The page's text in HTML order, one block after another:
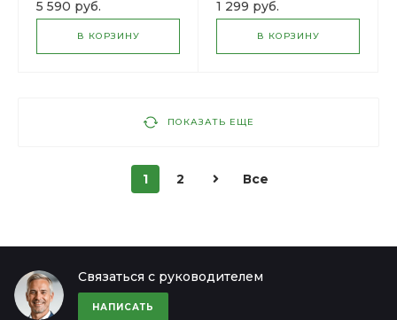
5 590 руб.
В КОРЗИНУ
1 299 руб.
В КОРЗИНУ
ПОКАЗАТЬ ЕЩЕ
1 2 Все
Связаться с руководителем
НАПИСАТЬ